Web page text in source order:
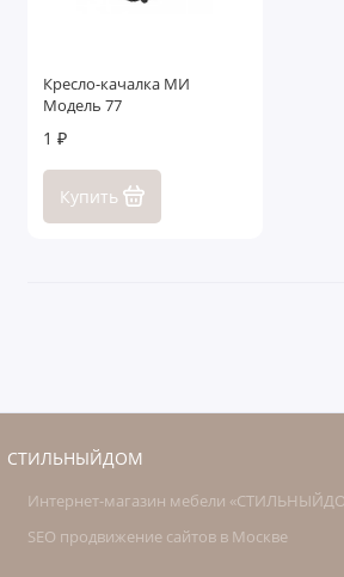
Кресло-качалка МИ
Модель 77
1 ₽
Купить
СТИЛЬНЫЙДОМ
Интернет-магазин мебели
SEO продвижение сайтов в Москве